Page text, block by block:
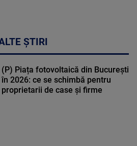
ȘTIRI
(P) Piața fotovoltaică din București
în 2026: ce se schimbă pentru
proprietarii de case și firme